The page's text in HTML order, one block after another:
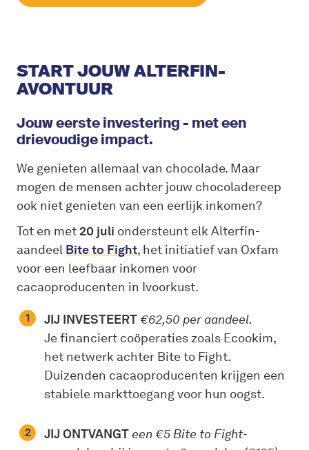
START JOUW ALTERFIN-
AVONTUUR
Jouw eerste investering - met een
drievoudige impact.
We genieten allemaal van chocolade. Maar
mogen de mensen achter jouw chocoladereep
ook niet genieten van een eerlijk inkomen?
Tot en met20 juli ondersteunt elk Alterfin-
aandeel Bite to Fight, het initiatief van Oxfam
voor een leefbaar inkomen voor
cacaoproducenten in Ivoorkust.
JIJ INVESTEERT€62,50 per aandeel.
Je financiert coöperaties zoals Ecookim,
het netwerk achter Bite to Fight.
Duizenden cacaoproducenten krijgen een
stabiele markttoegang voor hun oogst.
JIJ ONTVANGT een €5 Bite to Fight-